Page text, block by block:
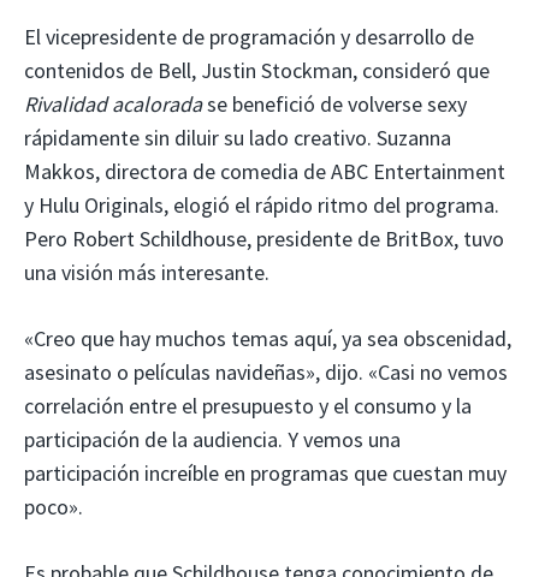
El vicepresidente de programación y desarrollo de
contenidos de Bell, Justin Stockman, consideró que
Rivalidad acaloradase benefició de volverse sexy
rápidamente sin diluir su lado creativo. Suzanna
Makkos, directora de comedia de ABC Entertainment
y Hulu Originals, elogió el rápido ritmo del programa.
Pero Robert Schildhouse, presidente de BritBox, tuvo
una visión más interesante.
«Creo que hay muchos temas aquí, ya sea obscenidad,
asesinato o películas navideñas», dijo. «Casi no vemos
correlación entre el presupuesto y el consumo y la
participación de la audiencia. Y vemos una
participación increíble en programas que cuestan muy
poco».